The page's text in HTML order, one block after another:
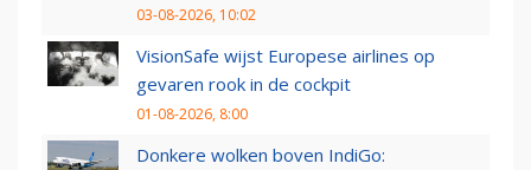
03-08-2026, 10:02
VisionSafe wijst Europese airlines op
gevaren rook in de cockpit
01-08-2026, 8:00
Donkere wolken boven IndiGo: